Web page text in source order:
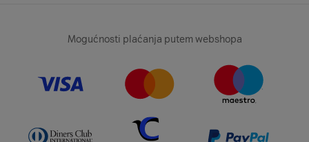
Mogućnosti plaćanja putem webshopa